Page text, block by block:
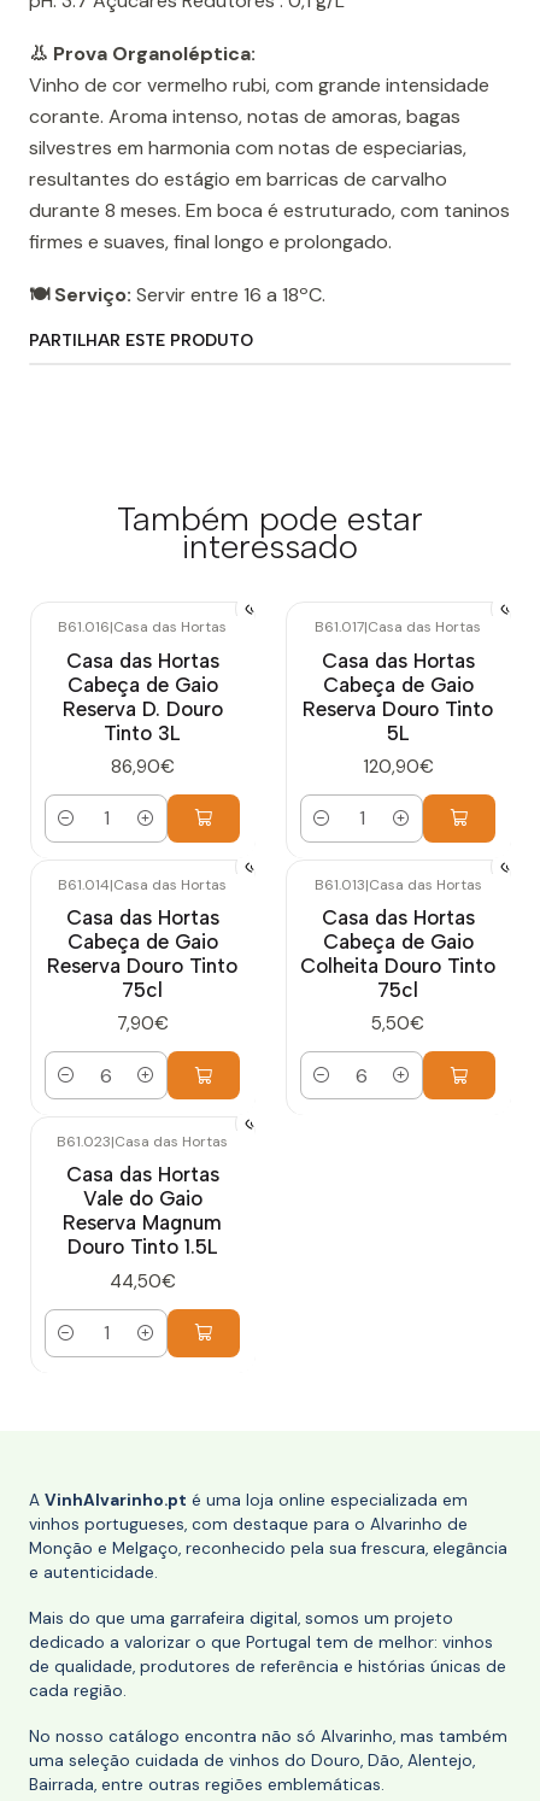
👃 Prova Organoléptica:
Vinho de cor vermelho rubi, com grande intensidade
corante. Aroma intenso, notas de amoras, bagas
silvestres em harmonia com notas de especiarias,
resultantes do estágio em barricas de carvalho
durante 8 meses. Em boca é estruturado, com taninos
firmes e suaves, final longo e prolongado.
🍽️ Serviço: Servir entre 16 a 18ºC.
PARTILHAR ESTE PRODUTO
Também pode estar
interessado
B61.016|Casa das Hortas
Casa das Hortas
Cabeça de Gaio
Reserva D. Douro
Tinto 3L
86,90€
Quantidade
B61.017|Casa das Hortas
Casa das Hortas
Cabeça de Gaio
Reserva Douro Tinto
5L
120,90€
Quantidade
B61.014|Casa das Hortas
Casa das Hortas
Cabeça de Gaio
Reserva Douro Tinto
75cl
7,90€
Quantidade
B61.013|Casa das Hortas
Casa das Hortas
Cabeça de Gaio
Colheita Douro Tinto
75cl
5,50€
Quantidade
B61.023|Casa das Hortas
Casa das Hortas
Vale do Gaio
Reserva Magnum
Douro Tinto 1.5L
44,50€
Quantidade
A VinhAlvarinho.pt é uma loja online especializada em
vinhos portugueses, com destaque para o Alvarinho de
Monção e Melgaço, reconhecido pela sua frescura, elegância
e autenticidade.
Mais do que uma garrafeira digital, somos um projeto
dedicado a valorizar o que Portugal tem de melhor: vinhos
de qualidade, produtores de referência e histórias únicas de
cada região.
No nosso catálogo encontra não só Alvarinho, mas também
uma seleção cuidada de vinhos do Douro, Dão, Alentejo,
Bairrada, entre outras regiões emblemáticas.